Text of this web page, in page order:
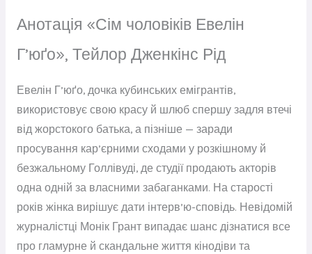
Анотація «Сім чоловіків Евелін
Г’юґо», Тейлор Дженкінс Рід
Евелін Г’юґо, дочка кубинських емігрантів,
використовує свою красу й шлюб спершу задля втечі
від жорстокого батька, а пізніше — заради
просування кар’єрними сходами у розкішному й
безжальному Голлівуді, де студії продають акторів
одна одній за власними забаганками. На старості
років жінка вирішує дати інтерв’ю-сповідь. Невідомій
журналістці Монік Грант випадає шанс дізнатися все
про гламурне й скандальне життя кінодіви та